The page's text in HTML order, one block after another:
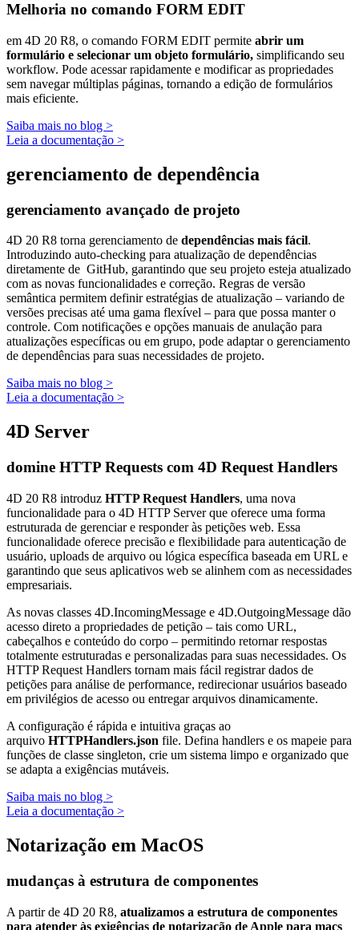
Melhoria no comando FORM EDIT
em 4D 20 R8, o comando FORM EDIT permite abrir um
formulário e selecionar um objeto formulário, simplificando seu
workflow. Pode acessar rapidamente e modificar as propriedades
sem navegar múltiplas páginas, tornando a edição de formulários
mais eficiente.
Saiba mais no blog >
Leia a documentação >
gerenciamento de dependência
gerenciamento avançado de projeto
4D 20 R8 torna gerenciamento de dependências mais fácil.
Introduzindo auto-checking para atualização de dependências
diretamente de GitHub, garantindo que seu projeto esteja atualizado
com as novas funcionalidades e correção. Regras de versão
semântica permitem definir estratégias de atualização – variando de
versões precisas até uma gama flexível – para que possa manter o
controle. Com notificações e opções manuais de anulação para
atualizações específicas ou em grupo, pode adaptar o gerenciamento
de dependências para suas necessidades de projeto.
Saiba mais no blog >
Leia a documentação >
4D Server
domine HTTP Requests com 4D Request Handlers
4D 20 R8 introduz HTTP Request Handlers, uma nova
funcionalidade para o 4D HTTP Server que oferece uma forma
estruturada de gerenciar e responder às petições web. Essa
funcionalidade oferece precisão e flexibilidade para autenticação de
usuário, uploads de arquivo ou lógica específica baseada em URL e
garantindo que seus aplicativos web se alinhem com as necessidades
empresariais.
As novas classes 4D.IncomingMessage e 4D.OutgoingMessage dão
acesso direto a propriedades de petição – tais como URL,
cabeçalhos e conteúdo do corpo – permitindo retornar respostas
totalmente estruturadas e personalizadas para suas necessidades. Os
HTTP Request Handlers tornam mais fácil registrar dados de
petições para análise de performance, redirecionar usuários baseado
em privilégios de acesso ou entregar arquivos dinamicamente.
A configuração é rápida e intuitiva graças ao
arquivo HTTPHandlers.json file. Defina handlers e os mapeie para
funções de classe singleton, crie um sistema limpo e organizado que
se adapta a exigências mutáveis.
Saiba mais no blog >
Leia a documentação >
Notarização em MacOS
mudanças à estrutura de componentes
A partir de 4D 20 R8, atualizamos a estrutura de componentes
para atender às exigências de notarização de Apple para macs